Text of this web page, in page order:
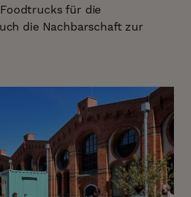
für die
die Nachbarschaft zur